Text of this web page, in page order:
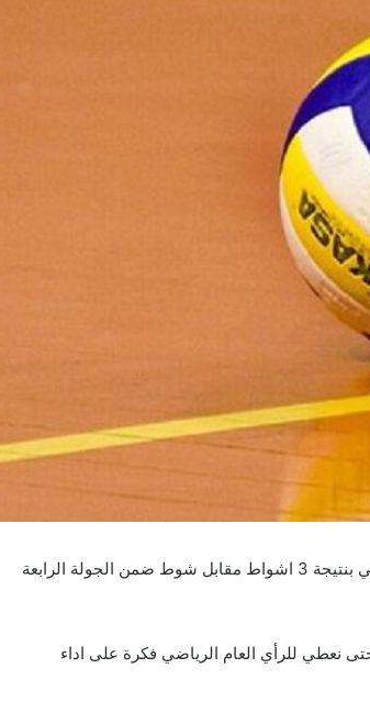
فاز النادي الصفاقسي يوم السبت المنقضي على النادي الافريقي بنتيجة 3 اشواط مقابل شوط ضمن الجولة الرابعة
نعطي للرأي العام الرياضي فكرة على اداء